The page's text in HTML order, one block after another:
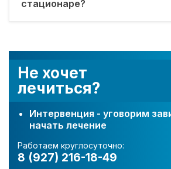
Не хочет
лечиться?
Интервенция - уговорим
начать лечение
Работаем круглосуточно:
8 (927) 216-18-49
стационаре?